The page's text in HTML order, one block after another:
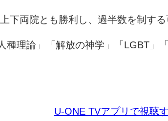
両院とも勝利し、過半数を制する
理論」「解放の神学」「LGBT」
U-ONE TVアプリで視聴